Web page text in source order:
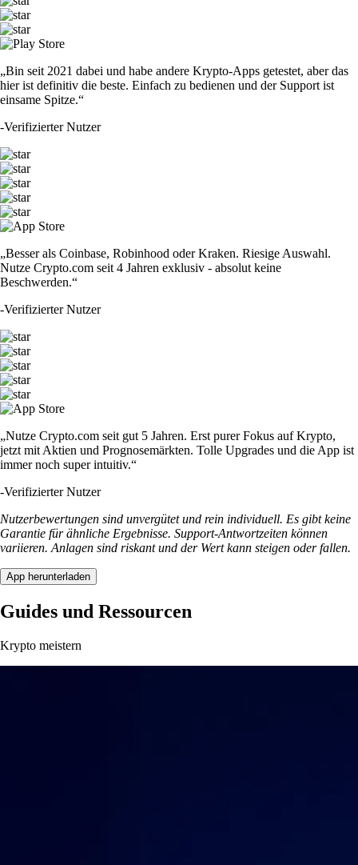
„Bin seit 2021 dabei und habe andere Krypto-Apps getestet, aber das
hier ist definitiv die beste. Einfach zu bedienen und der Support ist
einsame Spitze.“
-Verifizierter Nutzer
„Besser als Coinbase, Robinhood oder Kraken. Riesige Auswahl.
Nutze Crypto.com seit 4 Jahren exklusiv - absolut keine
Beschwerden.“
-Verifizierter Nutzer
„Nutze Crypto.com seit gut 5 Jahren. Erst purer Fokus auf Krypto,
jetzt mit Aktien und Prognosemärkten. Tolle Upgrades und die App ist
immer noch super intuitiv.“
-Verifizierter Nutzer
Nutzerbewertungen sind unvergütet und rein individuell. Es gibt keine
Garantie für ähnliche Ergebnisse. Support-Antwortzeiten können
variieren. Anlagen sind riskant und der Wert kann steigen oder fallen.
App herunterladen
Guides und Ressourcen
Krypto meistern